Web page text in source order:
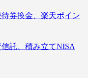
券換金、楽天ポイン
託、積み立てNISA